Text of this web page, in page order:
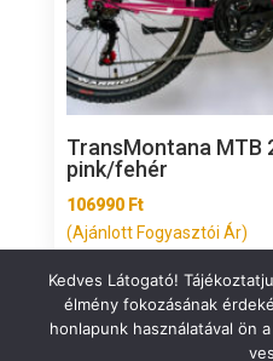
TransMontana MTB
pink/fehér
106990 Ft
(Ajánlott Fogyasztói Ár)
Kedves Látogató!
élmény fokozásának
honlapunk használatával ön